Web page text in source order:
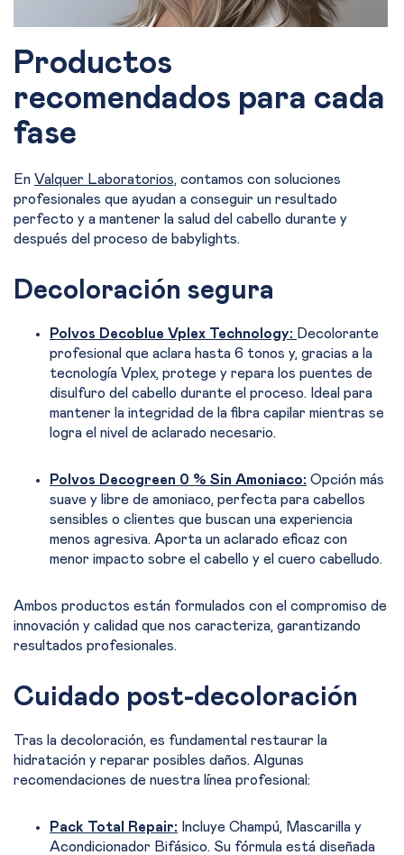
Productos
recomendados para cada
fase
En Valquer Laboratorios, contamos con soluciones
profesionales que ayudan a conseguir un resultado
perfecto y a mantener la salud del cabello durante y
después del proceso de babylights.
Decoloración segura
Polvos Decoblue Vplex Technology: Decolorante
profesional que aclara hasta 6 tonos y, gracias a la
tecnología Vplex, protege y repara los puentes de
disulfuro del cabello durante el proceso. Ideal para
mantener la integridad de la fibra capilar mientras se
logra el nivel de aclarado necesario.
Polvos Decogreen 0 % Sin Amoniaco: Opción más
suave y libre de amoniaco, perfecta para cabellos
sensibles o clientes que buscan una experiencia
menos agresiva. Aporta un aclarado eficaz con
menor impacto sobre el cabello y el cuero cabelludo.
Ambos productos están formulados con el compromiso de
innovación y calidad que nos caracteriza, garantizando
resultados profesionales.
Cuidado post-decoloración
Tras la decoloración, es fundamental restaurar la
hidratación y reparar posibles daños. Algunas
recomendaciones de nuestra línea profesional:
Pack Total Repair: Incluye Champú, Mascarilla y
Acondicionador Bifásico. Su fórmula está diseñada